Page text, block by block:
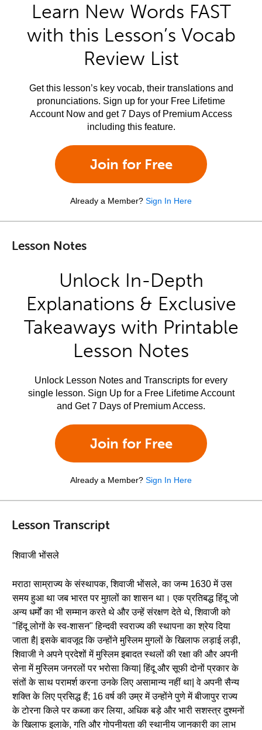
Learn New Words FAST
with this Lesson’s Vocab
Review List
Get this lesson’s key vocab, their translations and
pronunciations. Sign up for your Free Lifetime
Account Now and get 7 Days of Premium Access
including this feature.
Join for Free
Already a Member? Sign In Here
Lesson Notes
Unlock In-Depth
Explanations & Exclusive
Takeaways with Printable
Lesson Notes
Unlock Lesson Notes and Transcripts for every
single lesson. Sign Up for a Free Lifetime Account
and Get 7 Days of Premium Access.
Join for Free
Already a Member? Sign In Here
Lesson Transcript
शिवाजी भोंसले
मराठा साम्राज्य के संस्थापक, शिवाजी भोंसले, का जन्म 1630 में उस
समय हुआ था जब भारत पर मुग़लों का शासन था। एक प्रतिबद्ध हिंदू जो
अन्य धर्मों का भी सम्मान करते थे और उन्हें संरक्षण देते थे, शिवाजी को
"हिंदू लोगों के स्व-शासन" हिन्दवी स्वराज्य की स्थापना का श्रेय दिया
जाता है| इसके बावजूद कि उन्होंने मुस्लिम मुगलों के खिलाफ लड़ाई लड़ी,
शिवाजी ने अपने प्रदेशों में मुस्लिम इबादत स्थलों की रक्षा की और अपनी
सेना में मुस्लिम जनरलों पर भरोसा किया| हिंदू और सूफी दोनों प्रकार के
संतों के साथ परामर्श करना उनके लिए असामान्य नहीं था| वे अपनी सैन्य
शक्ति के लिए प्रसिद्ध हैं; 16 वर्ष की उम्र में उन्होंने पुणे में बीजापुर राज्य
के टोरना किले पर कब्जा कर लिया, अधिक बड़े और भारी सशस्त्र दुश्मनों
के खिलाफ इलाके, गति और गोपनीयता की स्थानीय जानकारी का लाभ